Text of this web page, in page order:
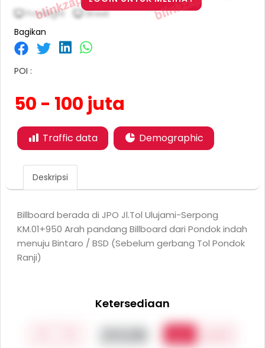
Frontlight
Street
Bagikan
POI :
50 - 100 juta
Traffic data Demographic
Deskripsi
Billboard berada di JPO Jl.Tol Ulujami-Serpong
KM.01+950 Arah pandang Billboard dari Pondok indah
menuju Bintaro / BSD (Sebelum gerbang Tol Pondok
Ranji)
Ketersediaan